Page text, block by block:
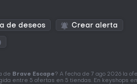
de deseos Crear alerta
de Brave Escape? A fecha de 7 ago 2026 la
entre 5 ofertas en 5 tiendas. En keyshops